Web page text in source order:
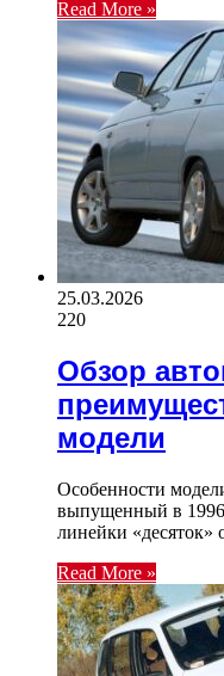
Read More »
25.03.2026
220
Обзор
модели
Особенности
выпущенный в 1996
линейки «десяток»
Read More »